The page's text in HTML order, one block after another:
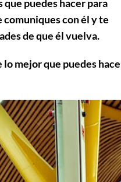
que puedes hacer para
con él y te
de que él vuelva.
mejor que puedes